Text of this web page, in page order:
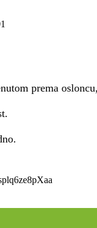
prema